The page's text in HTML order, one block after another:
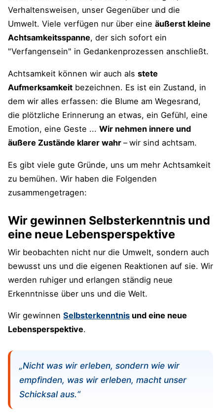
Übung zum Thema "Achtsamkeit"
Download der Übungs-Vorlage:
Achtsamkeit trainieren
Umfrage zum Thema "Achtsamkeit"
Videos zu "Was bewirkt Achtsamkeit?"
Video: Jon Kabat-Zinn: Ist Achtsamkeit
die neue Glücksformel? | Sternstunde
Philosophie | SRF Kultur
und Zufriedenheit"
Verhaltensweisen, unser Gegenüber und die
Umwelt. Viele verfügen nur über eine äußerst kleine
Achtsamkeitsspanne, der sich sofort ein
"Verfangensein" in Gedankenprozessen anschließt.
Achtsamkeit können wir auch als stete
Aufmerksamkeit bezeichnen. Es ist ein Zustand, in
dem wir alles erfassen: die Blume am Wegesrand,
die plötzliche Erinnerung an etwas, ein Gefühl, eine
Emotion, eine Geste ... Wir nehmen innere und
äußere Zustände klarer wahr – wir sind achtsam.
Es gibt viele gute Gründe, uns um mehr Achtsamkeit
zu bemühen. Wir haben die Folgenden
zusammengetragen:
Wir gewinnen Selbsterkenntnis und
eine neue Lebensperspektive
Wir beobachten nicht nur die Umwelt, sondern auch
bewusst uns und die eigenen Reaktionen auf sie. Wir
werden ruhiger und erlangen ständig neue
Erkenntnisse über uns und die Welt.
Wir gewinnen Selbsterkenntnis und eine neue
Lebensperspektive.
„Nicht was wir erleben, sondern wie wir
empfinden, was wir erleben, macht unser
Schicksal aus.“